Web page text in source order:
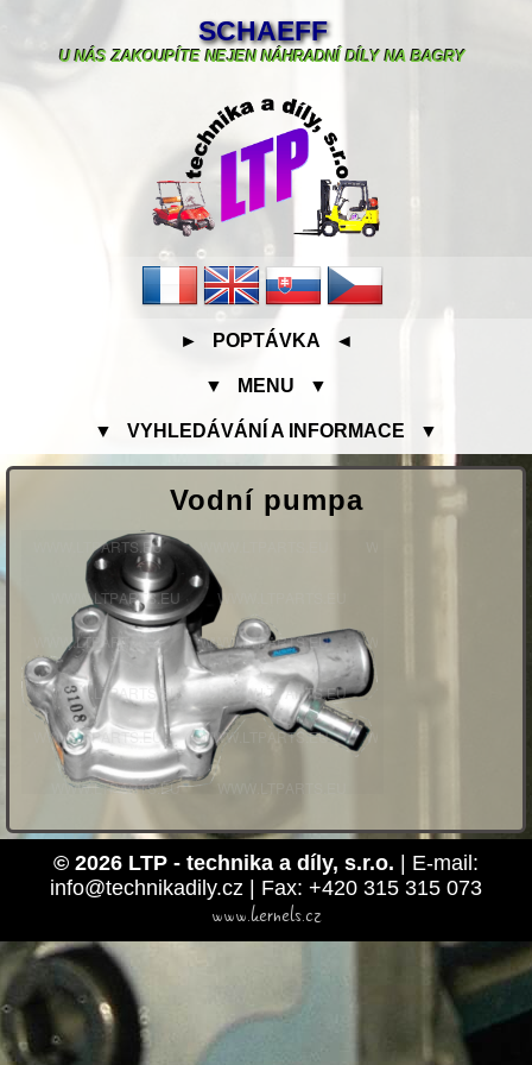
SCHAEFF
U NÁS ZAKOUPÍTE NEJEN NÁHRADNÍ DÍLY NA BAGRY
► POPTÁVKA ◄
▼ MENU ▼
▼ VYHLEDÁVÁNÍ A INFORMACE ▼
Vodní pumpa
© 2026 LTP - technika a díly, s.r.o. | E-mail:
info@technikadily.cz | Fax: +420 315 315 073
www.kernels.cz